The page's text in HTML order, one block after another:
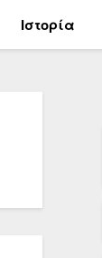
Ιστορία